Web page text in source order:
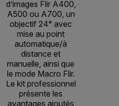
d’images Flir A400,
A500 ou A700, un
objectif 24° avec
mise au point
automatique/à
distance et
manuelle, ainsi que
le mode Macro Flir.
Le kit professionnel
présente les
avantages ajoutés